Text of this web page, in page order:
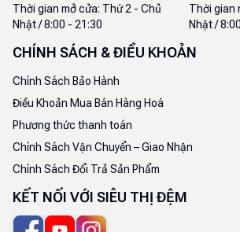
Thời gian mở cửa: Thứ 2 - Chủ
Nhật / 8:00 - 21:30
Thời gian
Nhật /
CHÍNH SÁCH & ĐIỀU KHOẢN
Chính Sách Bảo Hành
Điều Khoản Mua Bán Hàng Hoá
Phương thức thanh toán
Chính Sách Vận Chuyển – Giao Nhận
Chính Sách Đổi Trả Sản Phẩm
KẾT NỐI VỚI SIÊU THỊ ĐỆM